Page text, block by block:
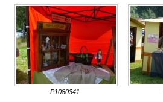
P1080341